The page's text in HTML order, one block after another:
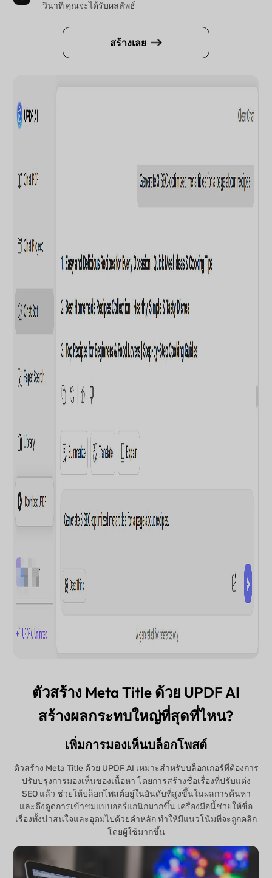
วินาที คุณจะได้รับผลลัพธ์
สร้างเลย
ตัวสร้าง Meta Title ด้วย UPDF AI
สร้างผลกระทบใหญ่ที่สุดที่ไหน?
เพิ่มการมองเห็นบล็อกโพสต์
ตัวสร้าง Meta Title ด้วย UPDF AI เหมาะสำหรับบล็อกเกอร์ที่ต้องการ
ปรับปรุงการมองเห็นของเนื้อหา โดยการสร้างชื่อเรื่องที่ปรับแต่ง
SEO แล้ว ช่วยให้บล็อกโพสต์อยู่ในอันดับที่สูงขึ้นในผลการค้นหา
และดึงดูดการเข้าชมแบบออร์แกนิกมากขึ้น เครื่องมือนี้ช่วยให้ชื่อ
เรื่องทั้งน่าสนใจและอุดมไปด้วยคำหลัก ทำให้มีแนวโน้มที่จะถูกคลิก
โดยผู้ใช้มากขึ้น